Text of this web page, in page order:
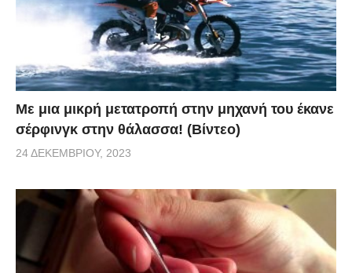
Με μια μικρή μετατροπή στην μηχανή του έκανε
σέρφινγκ στην θάλασσα! (Βίντεο)
24 ΔΕΚΕΜΒΡΊΟΥ, 2023